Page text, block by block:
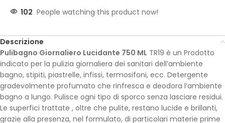
102 People watching this product now!
Descrizione
Pulibagno Giornaliero Lucidante 750 ML TR19 è un Prodotto
indicato per la pulizia giornaliera dei sanitari dell’ambiente
bagno, stipiti, piastrelle, infissi, termosifoni, ecc. Detergente
gradevolmente profumato che rinfresca e deodora l’ambiente
bagno a lungo. Pulisce ogni tipo di sporco senza lasciare residui.
Le superfici trattate , oltre che pulite, restano lucide e brillanti,
grazie alla presenza, nel formulato, di particolari materie prime